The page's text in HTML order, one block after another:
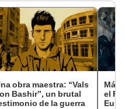
obra maestra: “Vals
Bashir”, un brutal
de la guerra
Más
el